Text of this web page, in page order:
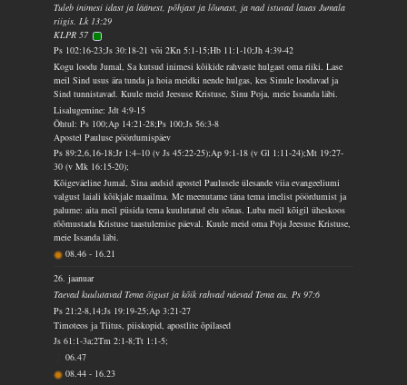
Tuleb inimesi idast ja läänest, põhjast ja lõunast, ja nad istuvad lauas Jumala
riigis. Lk 13:29
KLPR 57
Ps 102:16-23;Js 30:18-21 või 2Kn 5:1-15;Hb 11:1-10;Jh 4:39-42
Kogu loodu Jumal, Sa kutsud inimesi kõikide rahvaste hulgast oma riiki. Lase
meil Sind usus ära tunda ja hoia meidki nende hulgas, kes Sinule loodavad ja
Sind tunnistavad. Kuule meid Jeesuse Kristuse, Sinu Poja, meie Issanda läbi.
Lisalugemine: Jdt 4:9-15
Õhtul: Ps 100;Ap 14:21-28;Ps 100;Js 56:3-8
Apostel Pauluse pöördumispäev
Ps 89:2,6,16-18;Jr 1:4–10 (v Js 45:22-25);Ap 9:1-18 (v Gl 1:11-24);Mt 19:27-
30 (v Mk 16:15-20);
Kõigeväeline Jumal, Sina andsid apostel Paulusele ülesande viia evangeeliumi
valgust laiali kõikjale maailma. Me meenutame täna tema imelist pöördumist ja
palume: aita meil püsida tema kuulutatud elu sõnas. Luba meil kõigil üheskoos
rõõmustada Kristuse taastulemise päeval. Kuule meid oma Poja Jeesuse Kristuse,
meie Issanda läbi.
08.46- 16.21
26. jaanuar
Taevad kuulutavad Tema õigust ja kõik rahvad näevad Tema au. Ps 97:6
Ps 21:2-8,14;Js 19:19-25;Ap 3:21-27
Timoteos ja Tiitus, piiskopid, apostlite õpilased
Js 61:1-3a;2Tm 2:1-8;Tt 1:1-5;
06.47
08.44- 16.23